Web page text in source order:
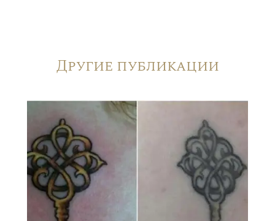
Другие публикации